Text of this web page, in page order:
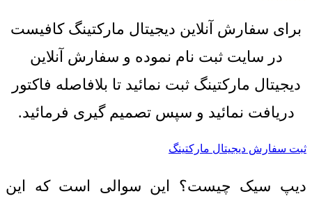
برای سفارش آنلاین دیجیتال مارکتینگ کافیست
در سایت ثبت نام نموده و سفارش آنلاین
دیجیتال مارکتینگ ثبت نمائید تا بلافاصله فاکتور
دریافت نمائید و سپس تصمیم گیری فرمائید.
ثبت سفارش دیجیتال مارکتینگ
دیپ سیک چیست؟ این سوالی است که این